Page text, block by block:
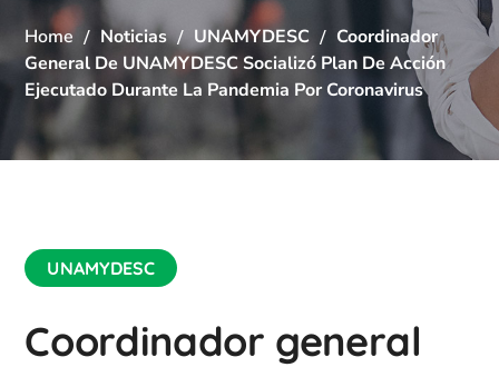
Home Noticias UNAMYDESC
Coordinador
General De UNAMYDESC Socializó Plan De Acción
Ejecutado Durante La Pandemia Por Coronavirus
UNAMYDESC
Coordinador general